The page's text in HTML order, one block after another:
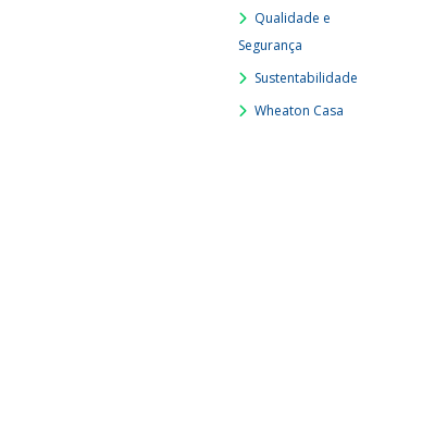
Qualidade e
Segurança
Sustentabilidade
Wheaton Casa